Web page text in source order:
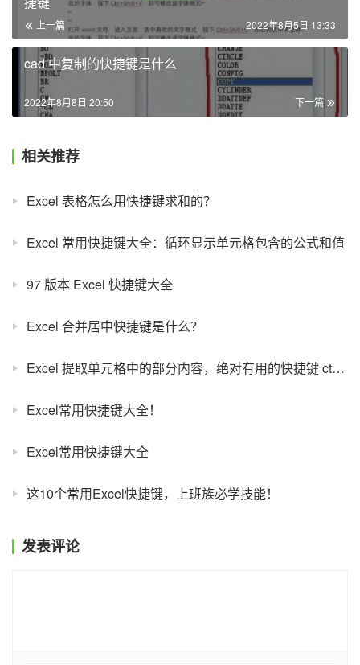
上一篇 2022年8月5日 13:33
cad 中复制的快捷键是什么
下一篇
2022年8月8日 20:50
相关推荐
Excel 表格怎么用快捷键求和的？
Excel 常用快捷键大全：循环显示单元格包含的公式和值
97 版本 Excel 快捷键大全
Excel 合并居中快捷键是什么？
Excel 提取单元格中的部分内容，绝对有用的快捷键 ctrl+e
Excel常用快捷键大全！
Excel常用快捷键大全
这10个常用Excel快捷键，上班族必学技能！
发表评论